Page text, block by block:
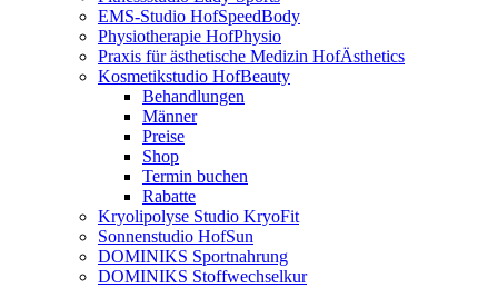
EMS-Studio HofSpeedBody
Physiotherapie HofPhysio
Praxis für ästhetische Medizin HofÄsthetics
Kosmetikstudio HofBeauty
Behandlungen
Männer
Preise
Shop
Termin buchen
Rabatte
Kryolipolyse Studio KryoFit
Sonnenstudio HofSun
DOMINIKS Sportnahrung
DOMINIKS Stoffwechselkur